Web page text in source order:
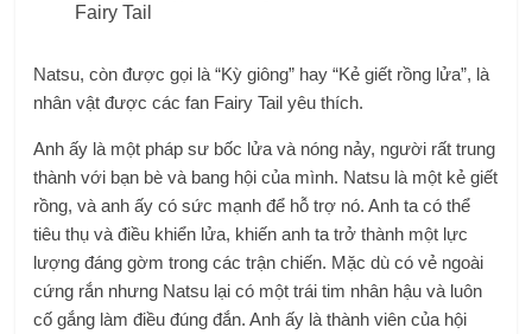
Fairy Tail
Natsu, còn được gọi là “Kỳ giông” hay “Kẻ giết rồng lửa”, là
nhân vật được các fan Fairy Tail yêu thích.
Anh ấy là một pháp sư bốc lửa và nóng nảy, người rất trung
thành với bạn bè và bang hội của mình. Natsu là một kẻ giết
rồng, và anh ấy có sức mạnh để hỗ trợ nó. Anh ta có thể
tiêu thụ và điều khiển lửa, khiến anh ta trở thành một lực
lượng đáng gờm trong các trận chiến. Mặc dù có vẻ ngoài
cứng rắn nhưng Natsu lại có một trái tim nhân hậu và luôn
cố gắng làm điều đúng đắn. Anh ấy là thành viên của hội